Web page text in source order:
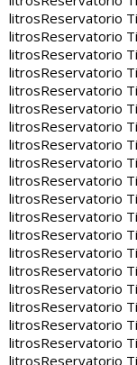
litrosReservatorio
litrosReservatorio
litrosReservatorio
litrosReservatorio
litrosReservatorio
litrosReservatorio
litrosReservatorio
litrosReservatorio
litrosReservatorio
litrosReservatorio
litrosReservatorio
litrosReservatorio
litrosReservatorio
litrosReservatorio
litrosReservatorio
litrosReservatorio
litrosReservatorio
litrosReservatorio
litrosReservatorio
litrosReservatorio